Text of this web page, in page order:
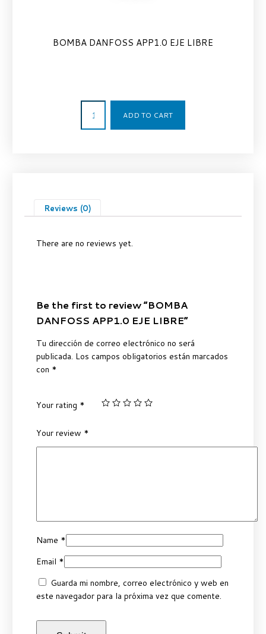
BOMBA DANFOSS APP1.0 EJE LIBRE
ADD TO CART
Reviews (0)
There are no reviews yet.
Be the first to review “BOMBA
DANFOSS APP1.0 EJE LIBRE”
Tu dirección de correo electrónico no será
publicada. Los campos obligatorios están marcados
con *
Your rating *
Your review *
Name *
Email *
Guarda mi nombre, correo electrónico y web en
este navegador para la próxima vez que comente.